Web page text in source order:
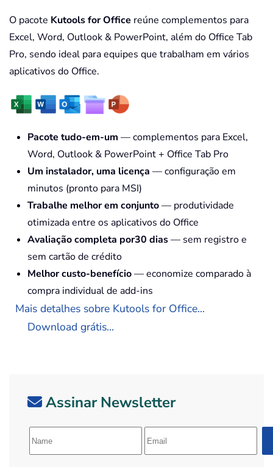
O pacote Kutools for Office reúne complementos para
Excel, Word, Outlook & PowerPoint, além do Office Tab
Pro, sendo ideal para equipes que trabalham em vários
aplicativos do Office.
Pacote tudo-em-um — complementos para Excel,
Word, Outlook & PowerPoint + Office Tab Pro
Um instalador, uma licença — configuração em
minutos (pronto para MSI)
Trabalhe melhor em conjunto— produtividade
otimizada entre os aplicativos do Office
Avaliação completa por30 dias— sem registro e
sem cartão de crédito
Melhor custo-benefício— economize comparado à
compra individual de add-ins
Mais detalhes sobre Kutools for Office...
Download grátis...
Assinar Newsletter